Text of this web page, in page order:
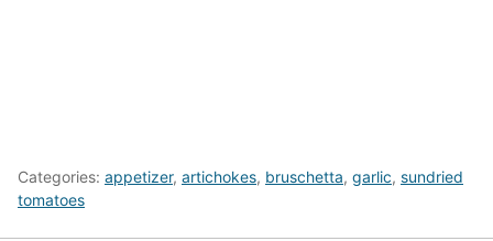
Categories: appetizer, artichokes, bruschetta, garlic, sundried
tomatoes